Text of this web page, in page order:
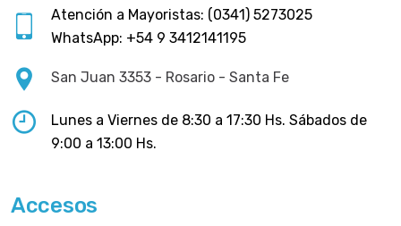
Atención a Mayoristas: (0341) 5273025
WhatsApp: +54 9 3412141195
San Juan 3353 - Rosario - Santa Fe
Lunes a Viernes de 8:30 a 17:30 Hs. Sábados de
9:00 a 13:00 Hs.
Accesos